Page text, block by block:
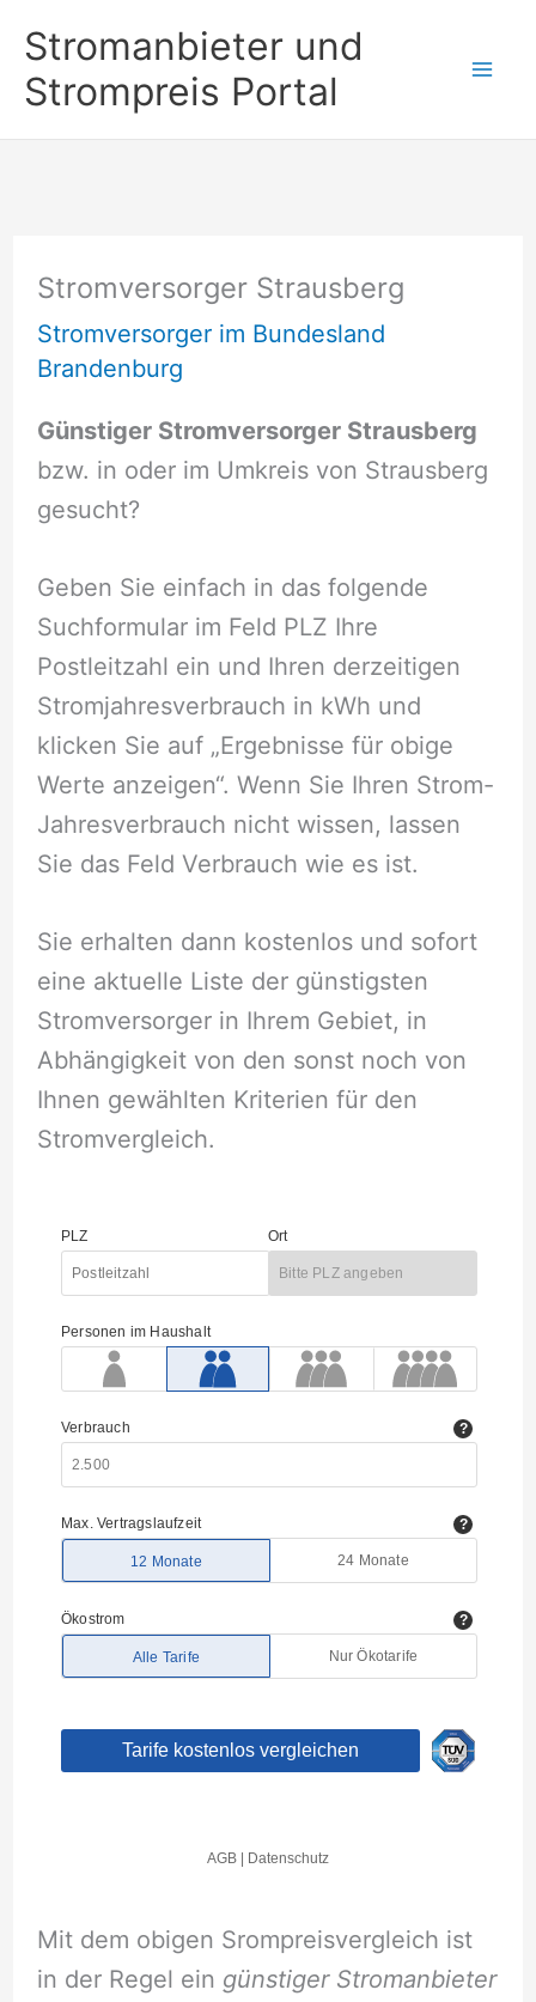
Inhalt
springen
Stromanbieter und
Strompreis Portal
Stromversorger Strausberg
Stromversorger im Bundesland
Brandenburg
Günstiger Stromversorger Strausberg
bzw. in oder im Umkreis von Strausberg
gesucht?
Geben Sie einfach in das folgende
Suchformular im Feld PLZ Ihre
Postleitzahl ein und Ihren derzeitigen
Stromjahresverbrauch in kWh und
klicken Sie auf „Ergebnisse für obige
Werte anzeigen“. Wenn Sie Ihren Strom-
Jahresverbrauch nicht wissen, lassen
Sie das Feld Verbrauch wie es ist.
Sie erhalten dann kostenlos und sofort
eine aktuelle Liste der günstigsten
Stromversorger in Ihrem Gebiet, in
Abhängigkeit von den sonst noch von
Ihnen gewählten Kriterien für den
Stromvergleich.
Mit dem obigen Srompreisvergleich ist
in der Regel ein günstiger Stromanbieter